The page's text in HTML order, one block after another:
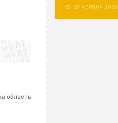
область
29 ЧЕРВНЯ 2026